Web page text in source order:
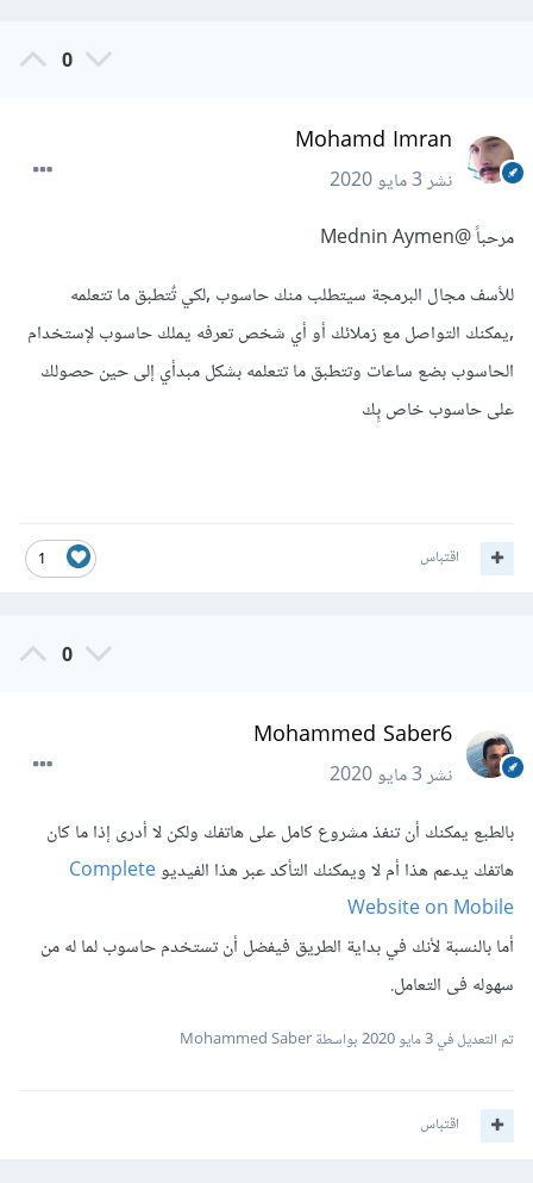
0
Mohamd Imran
نشر3 مايو 2020
مرحباً@Mednin Aymen
للأسف مجال البرمجة سيتطلب منك حاسوب ,لكي تٌتطبق ما تتعلمه
,يمكنك التواصل مع زملائك أو أي شخص تعرفه يملك حاسوب لإستخدام
الحاسوب بضع ساعات وتتطبق ما تتعلمه بشكل مبدأي إلى حين حصولك
على حاسوب خاص بٍك
1 اقتباس
0
Mohammed Saber6
نشر3 مايو 2020
بالطبع يمكنك أن تنفذ مشروع كامل على هاتفك ولكن لا أدرى إذا ما كان
هاتفك يدعم هذا أم لا ويمكنك التأكد عبر هذا الفيديوComplete
Website on Mobile
أما بالنسبة ﻷنك في بداية الطريق فيفضل أن تستخدم حاسوب لما له من
سهوله فى التعامل.
تم التعديل في3 مايو 2020 بواسطة Mohammed Saber
اقتباس